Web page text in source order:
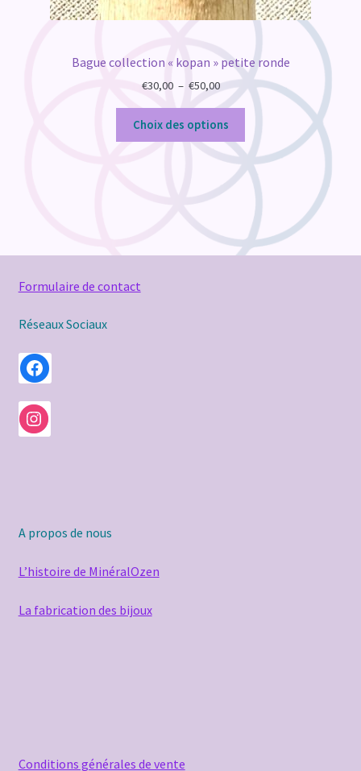
Bague collection « kopan » petite ronde
€30,00 – €50,00Plage
de
prix :
€30,00
à
€50,00
Choix des options
Formulaire de contact
Réseaux Sociaux
A propos de nous
L’histoire de MinéralOzen
La fabrication des bijoux
Conditions générales de vente